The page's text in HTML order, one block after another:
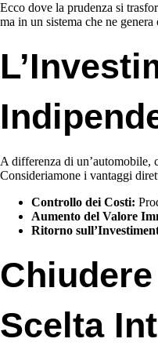
Ecco dove la prudenza si
ma in un sistema che ne genera
A differenza di un’automobile,
Consideriamone i vantaggi
Controllo dei Costi:
Aumento del Valore
Ritorno
Scelta